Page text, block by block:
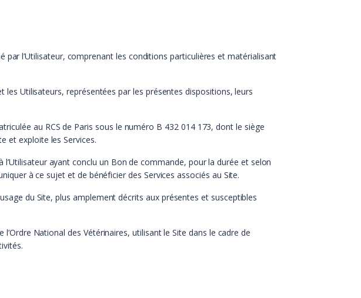
par l’Utilisateur, comprenant les conditions particulières et matérialisant
les Utilisateurs, représentées par les présentes dispositions, leurs
au RCS de Paris sous le numéro B 432 014 173, dont le siège
et exploite les Services.
ayant conclu un Bon de commande, pour la durée et selon
à ce sujet et de bénéficier des Services associés au Site.
du Site, plus amplement décrits aux présentes et susceptibles
National des Vétérinaires, utilisant le Site dans le cadre de